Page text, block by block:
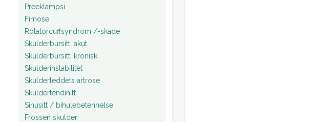
Preeklampsi
Fimose
Rotatorcuffsyndrom /-skade
Skulderbursitt, akut
Skulderbursitt, kronisk
Skulderinstabilitet
Skulderleddets artrose
Skuldertendinitt
Sinusitt / bihulebetennelse
Frossen skulder